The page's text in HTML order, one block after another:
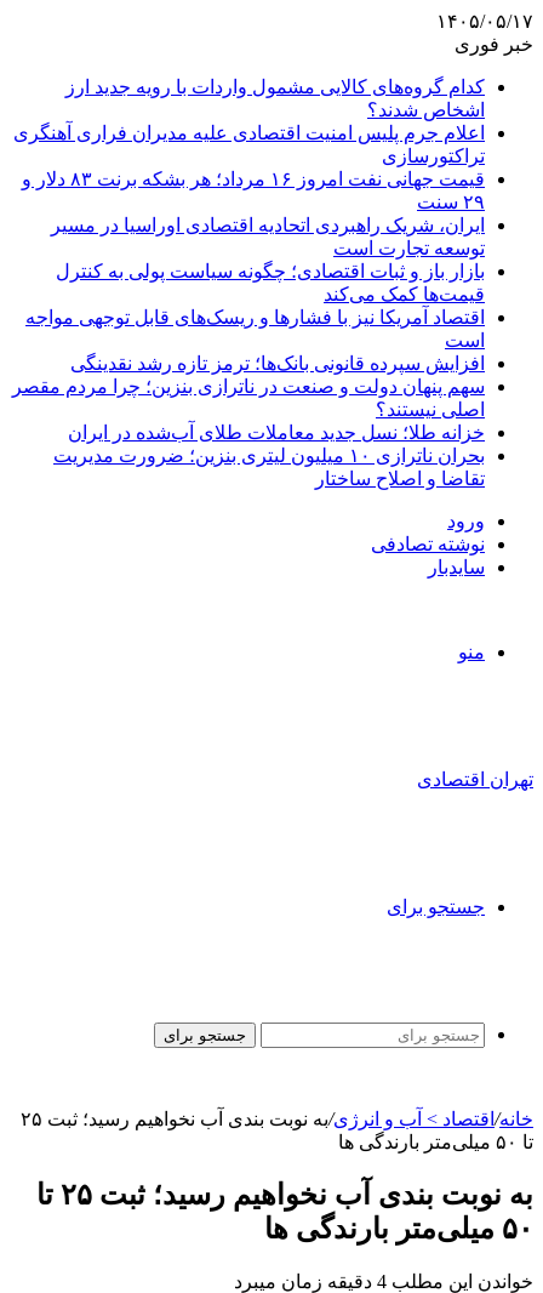
۱۴۰۵/۰۵/۱۷
خبر فوری
کدام گروه‌های کالایی مشمول واردات با رویه جدید ارز
اشخاص شدند؟
اعلام جرم پلیس امنیت اقتصادی علیه مدیران فراری آهنگری
تراکتورسازی
قیمت جهانی نفت امروز ۱۶ مرداد؛ هر بشکه برنت ۸۳ دلار و
۲۹ سنت
ایران، شریک راهبردی اتحادیه اقتصادی اوراسیا در مسیر
توسعه تجارت است
بازار باز و ثبات اقتصادی؛ چگونه سیاست پولی به کنترل
قیمت‌ها کمک می‌کند
اقتصاد آمریکا نیز با فشارها و ریسک‌های قابل توجهی مواجه
است
افزایش سپرده قانونی بانک‌ها؛ ترمز تازه رشد نقدینگی
سهم پنهان دولت و صنعت در ناترازی بنزین؛ چرا مردم مقصر
اصلی نیستند؟
خزانه طلا؛ نسل جدید معاملات طلای آب‌شده در ایران
بحران ناترازی ۱۰ میلیون لیتری بنزین؛ ضرورت مدیریت
تقاضا و اصلاح ساختار
ورود
نوشته تصادفی
سایدبار
منو
تهران اقتصادی
جستجو برای
جستجو برای
خانه/ اقتصاد > آب و انرژی/
به نوبت بندی آب نخواهیم رسید؛ ثبت ۲۵
تا ۵۰ میلی‌متر بارندگی ها
به نوبت بندی آب نخواهیم رسید؛ ثبت ۲۵ تا
۵۰ میلی‌متر بارندگی ها
خواندن این مطلب 4 دقیقه زمان میبرد